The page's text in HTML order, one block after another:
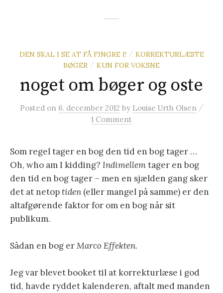
DEN SKAL I SE AT FÅ FINGRE I! / KORREKTURLÆSTE
BØGER / KUN FOR VOKSNE
noget om bøger og oste
Posted on 6. december 2012 by Louise Urth Olsen /
1 Comment
Som regel tager en bog den tid en bog tager …
Oh, who am I kidding? Indimellemtager en bog
den tid en bog tager – men en sjælden gang sker
det at netoptiden (eller mangel på samme) er den
altafgørende faktor for om en bog når sit
publikum.
Sådan en bog erMarco Effekten.
Jeg var blevet booket til at korrekturlæse i god
tid, havde ryddet kalenderen, aftalt med manden